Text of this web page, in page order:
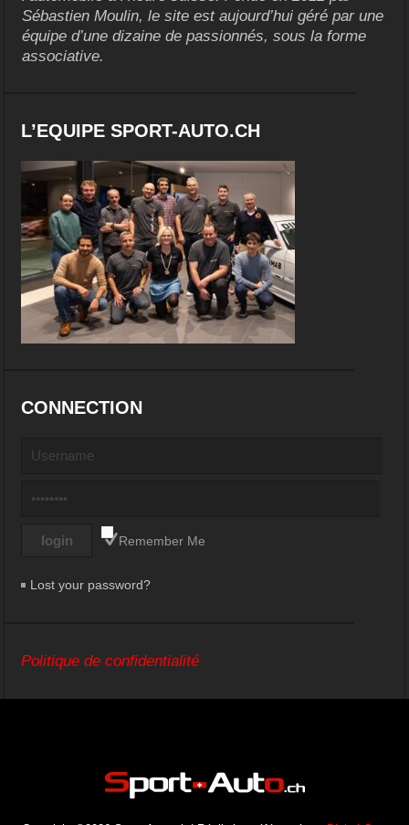
Sébastien Moulin, le site est aujourd’hui géré par une
équipe d’une dizaine de passionnés, sous la forme
associative.
L’EQUIPE SPORT-AUTO.CH
CONNECTION
Remember Me
Lost your password?
Politique de confidentialité